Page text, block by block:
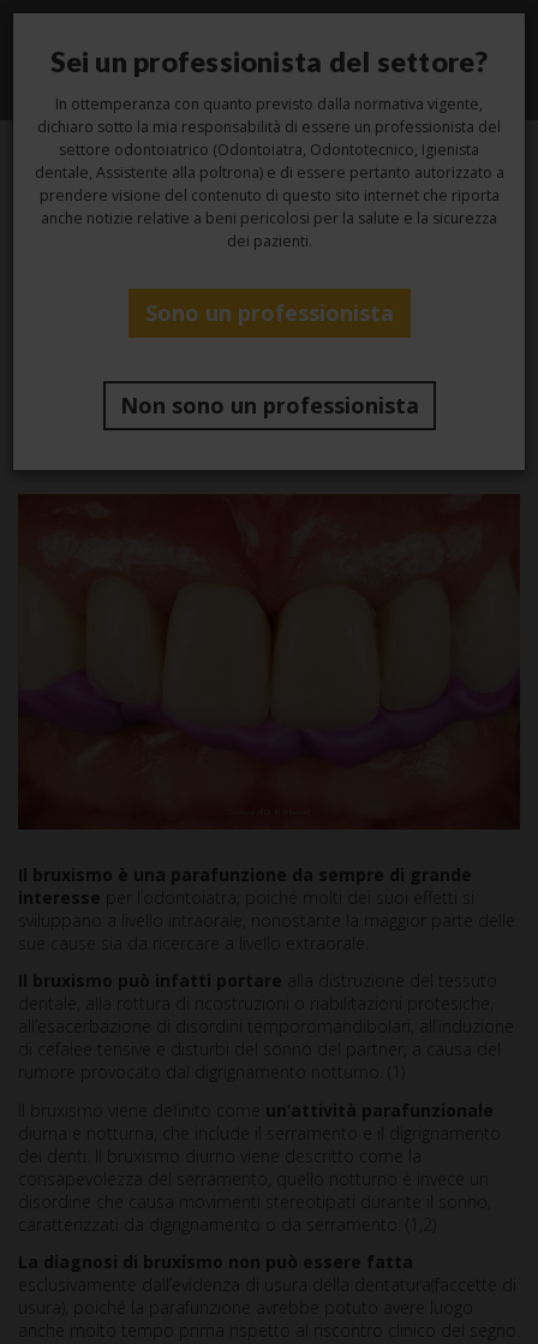
Toggle
11
Gen
Studio
Il bruxismo: cause, sintomi e
terapia
Il bruxismo è una parafunzione da sempre di grande
interesse
per l’odontoiatra, poiché molti dei suoi effetti si
sviluppano a livello intraorale, nonostante la maggior parte delle
sue cause sia da ricercare a livello extraorale.
Il bruxismo può infatti portare alla distruzione del tessuto
dentale, alla rottura di ricostruzioni o riabilitazioni protesiche,
all’esacerbazione di disordini temporomandibolari, all’induzione
di cefalee tensive e disturbi del sonno del partner, a causa del
rumore provocato dal digrignamento notturno. (1)
Il bruxismo viene definito come
un’attività parafunzionale
diurna e notturna, che include il serramento e il digrignamento
dei denti. Il bruxismo diurno viene descritto come la
consapevolezza del serramento, quello notturno è invece un
disordine che causa movimenti stereotipati durante il sonno,
caratterizzati da digrignamento o da serramento. (1,2)
La diagnosi di bruxismo non può essere fatta
esclusivamente dall’evidenza di usura della dentatura(faccette di
usura), poiché la parafunzione avrebbe potuto avere luogo
anche molto tempo prima rispetto al riscontro clinico del segno.
Sei un professionista del settore?
In ottemperanza con quanto previsto dalla normativa vigente,
dichiaro sotto la mia responsabilità di essere un professionista del
settore odontoiatrico (Odontoiatra, Odontotecnico, Igienista
dentale, Assistente alla poltrona) e di essere pertanto autorizzato a
prendere visione del contenuto di questo sito internet che riporta
anche notizie relative a beni pericolosi per la salute e la sicurezza
dei pazienti.
Sono un professionista
Non sono un professionista